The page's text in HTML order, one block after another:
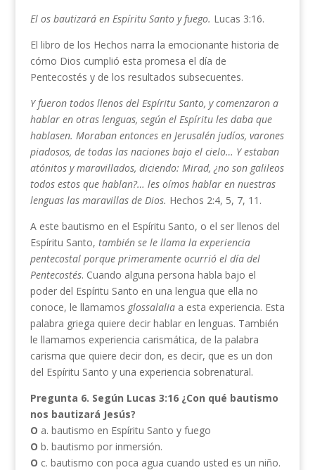
El os bautizará en Espíritu Santo y fuego. Lucas 3:16.
El libro de los Hechos narra la emocionante historia de
cómo Dios cumplió esta promesa el día de
Pentecostés y de los resultados subsecuentes.
Y fueron todos llenos del Espíritu Santo, y comenzaron a
hablar en otras lenguas, según el Espíritu les daba que
hablasen. Moraban entonces en Jerusalén judíos, varones
piadosos, de todas las naciones bajo el cielo… Y estaban
atónitos y maravillados, diciendo: Mirad, ¿no son galileos
todos estos que hablan?… les oímos hablar en nuestras
lenguas las maravillas de Dios. Hechos 2:4, 5, 7, 11.
A este bautismo en el Espíritu Santo, o el ser llenos del
Espíritu Santo, también se le llama la experiencia
pentecostal porque primeramente ocurrió el día del
Pentecostés. Cuando alguna persona habla bajo el
poder del Espíritu Santo en una lengua que ella no
conoce, le llamamos glossalaliaa esta experiencia. Esta
palabra griega quiere decir hablar en lenguas. También
le llamamos experiencia carismática, de la palabra
carisma que quiere decir don, es decir, que es un don
del Espíritu Santo y una experiencia sobrenatural.
Pregunta 6. Según Lucas 3:16 ¿Con qué bautismo
nos bautizará Jesús?
O a. bautismo en Espíritu Santo y fuego
O b. bautismo por inmersión.
O c. bautismo con poca agua cuando usted es un niño.